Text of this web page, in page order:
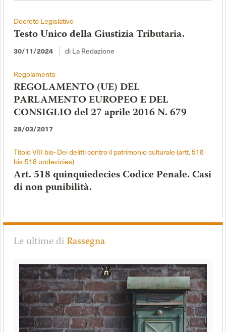
Decreto Legislativo
Testo Unico della Giustizia Tributaria.
30/11/2024 di La Redazione
Regolamento
REGOLAMENTO (UE) DEL
PARLAMENTO EUROPEO E DEL
CONSIGLIO del 27 aprile 2016 N. 679
28/03/2017
Titolo VIII bis- Dei delitti contro il patrimonio culturale (artt. 518
bis-518 undevicies)
Art. 518 quinquiedecies Codice Penale. Casi
di non punibilità.
Le ultime diRassegna